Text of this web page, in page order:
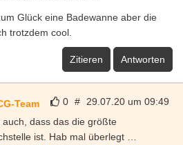
Glück eine Badewanne aber die
trotzdem cool.
Zitieren Antworten
0 # 29.07.20 um 09:49
Team
auch, dass das die größte
ist. Hab mal überlegt …